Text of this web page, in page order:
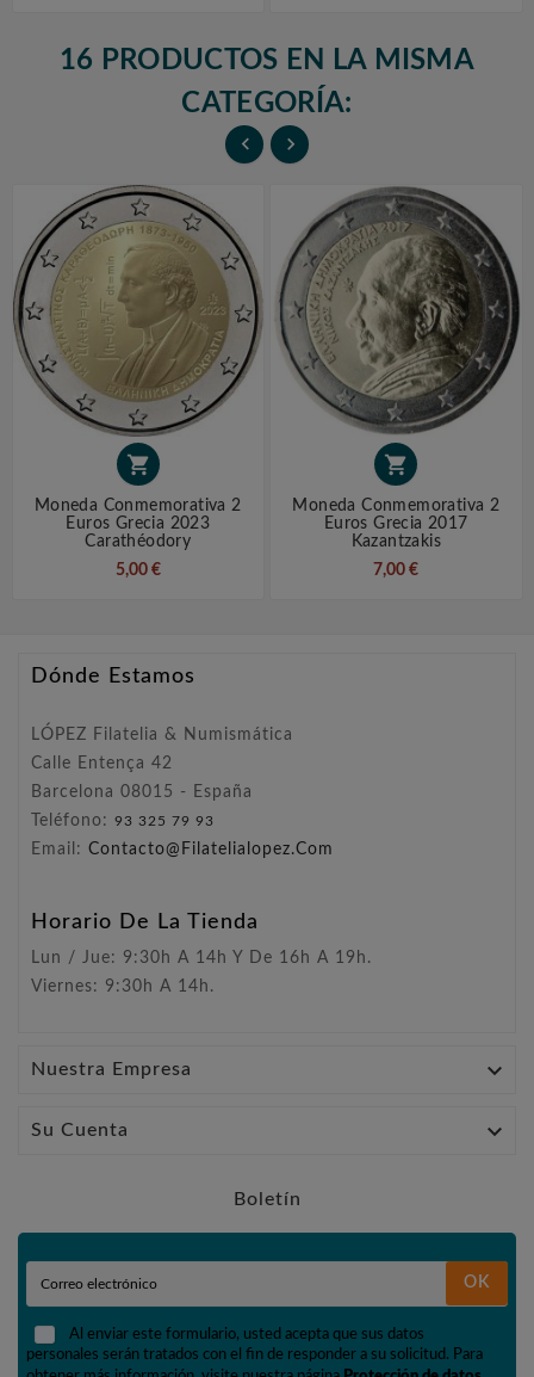
16 PRODUCTOS EN LA MISMA
CATEGORÍA:
 

Moneda Conmemorativa 2
Euros Grecia 2023
Carathéodory
5,00 €

Moneda Conmemorativa 2
Euros Grecia 2017
Kazantzakis
7,00 €
Dónde Estamos
LÓPEZ Filatelia & Numismática
Calle Entença 42
Barcelona 08015 - España
Teléfono: 93 325 79 93
Email: Contacto@filatelialopez.com
Horario De La Tienda
Lun / Jue: 9:30h A 14h Y De 16h A 19h.
Viernes: 9:30h A 14h.
Nuestra Empresa 
Su Cuenta 
Boletín
OK
Al enviar este formulario, usted acepta que sus datos
personales serán tratados con el fin de responder a su solicitud. Para